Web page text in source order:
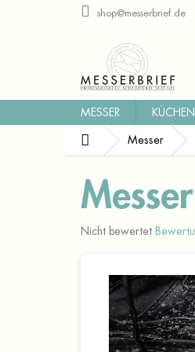
shop@messerbrief.de
MESSER
StartseiteMesser
Die
Sternen.
Nicht bewertet